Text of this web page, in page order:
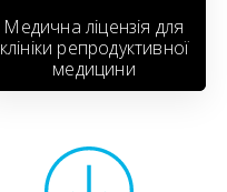
Медична ліцензія для
клініки репродуктивної
медицини